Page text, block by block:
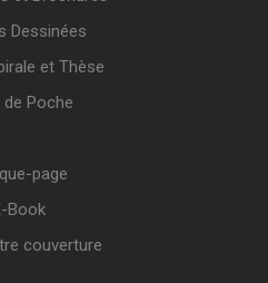
Dessinées
et Thèse
de Poche
page
Book
couverture